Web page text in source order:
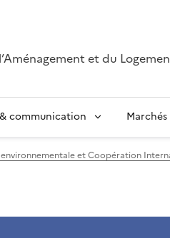
et du
& communication
et Coopération